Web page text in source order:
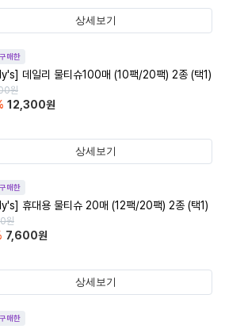
상세보기
매한
데일리 물티슈100매 (10팩/20팩) 2종 (택1)
원
12,300원
상세보기
매한
휴대용 물티슈 20매 (12팩/20팩) 2종 (택1)
원
7,600원
상세보기
매한